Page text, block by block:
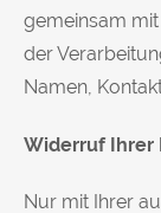
gemeinsam
der
Namen,
Widerruf Ihrer
Nur mit Ihrer